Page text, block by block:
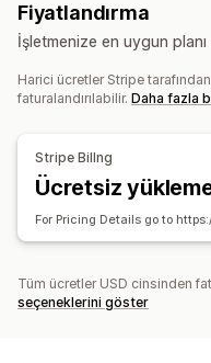
Ayarlayabileceğiniz
Sabit fiyatlandırma
Fiyatlandırma
İşletmenize en uygun planı
Harici ücretler Stripe
faturalandırılabilir. Daha fazla
Stripe Billng
Ücretsiz
For Pricing Details go to
Tüm ücretler USD cinsinden
seçeneklerini göster